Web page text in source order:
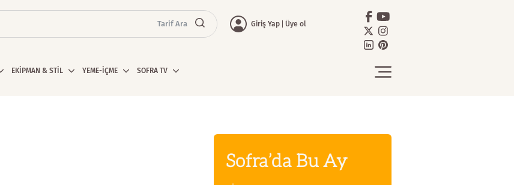
Tarif Ara Giriş Yap Üye ol
EKİPMAN & STİL YEME-İÇME SOFRA TV
Sofra’da Bu Ay